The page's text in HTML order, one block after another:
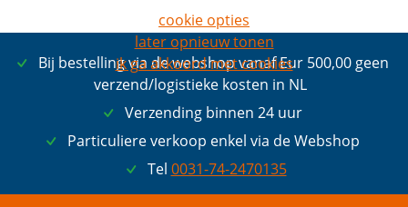
Bij bestelling via de webshop vanaf Eur 500,00 geen
verzend/logistieke kosten in NL
Verzending binnen 24 uur
Particuliere verkoop enkel via de Webshop
Tel 0031-74-2470135
cookie opties
later opnieuw tonen
ik ga akkoord met cookies